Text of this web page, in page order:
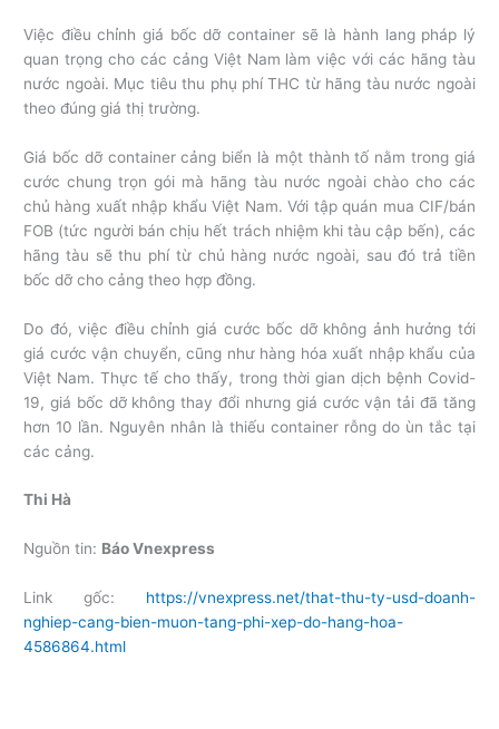
Việc điều chỉnh giá bốc dỡ container sẽ là hành lang pháp lý
quan trọng cho các cảng Việt Nam làm việc với các hãng tàu
nước ngoài. Mục tiêu thu phụ phí THC từ hãng tàu nước ngoài
theo đúng giá thị trường.
Giá bốc dỡ container cảng biển là một thành tố nằm trong giá
cước chung trọn gói mà hãng tàu nước ngoài chào cho các
chủ hàng xuất nhập khẩu Việt Nam. Với tập quán mua CIF/bán
FOB (tức người bán chịu hết trách nhiệm khi tàu cập bến), các
hãng tàu sẽ thu phí từ chủ hàng nước ngoài, sau đó trả tiền
bốc dỡ cho cảng theo hợp đồng.
Do đó, việc điều chỉnh giá cước bốc dỡ không ảnh hưởng tới
giá cước vận chuyển, cũng như hàng hóa xuất nhập khẩu của
Việt Nam. Thực tế cho thấy, trong thời gian dịch bệnh Covid-
19, giá bốc dỡ không thay đổi nhưng giá cước vận tải đã tăng
hơn 10 lần. Nguyên nhân là thiếu container rỗng do ùn tắc tại
các cảng.
Thi Hà
Nguồn tin: Báo Vnexpress
Link gốc: https://vnexpress.net/that-thu-ty-usd-doanh-
nghiep-cang-bien-muon-tang-phi-xep-do-hang-hoa-
4586864.html